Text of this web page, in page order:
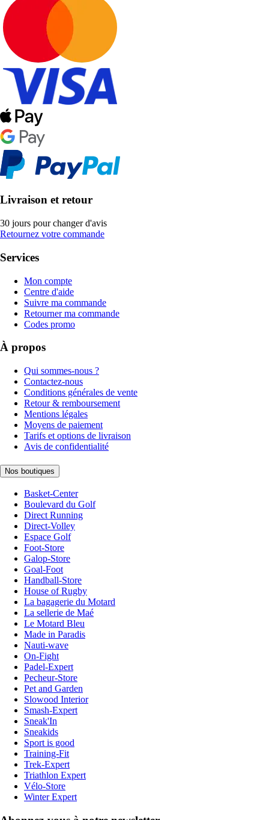
Livraison et retour
30 jours pour changer d'avis
Retournez votre commande
Services
Mon compte
Centre d'aide
Suivre ma commande
Retourner ma commande
Codes promo
À propos
Qui sommes-nous ?
Contactez-nous
Conditions générales de vente
Retour & remboursement
Mentions légales
Moyens de paiement
Tarifs et options de livraison
Avis de confidentialité
Nos boutiques
Basket-Center
Boulevard du Golf
Direct Running
Direct-Volley
Espace Golf
Foot-Store
Galop-Store
Goal-Foot
Handball-Store
House of Rugby
La bagagerie du Motard
La sellerie de Maé
Le Motard Bleu
Made in Paradis
Nauti-wave
On-Fight
Padel-Expert
Pecheur-Store
Pet and Garden
Slowood Interior
Smash-Expert
Sneak'In
Sneakids
Sport is good
Training-Fit
Trek-Expert
Triathlon Expert
Vélo-Store
Winter Expert